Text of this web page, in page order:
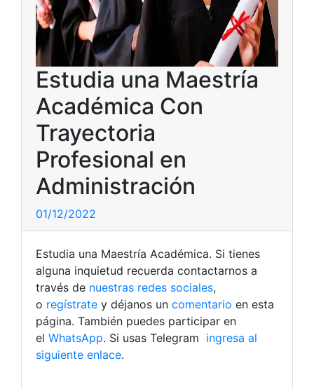
Estudia una Maestría
Académica Con
Trayectoria
Profesional en
Administración
01/12/2022
Estudia una Maestría Académica. Si tienes
alguna inquietud recuerda contactarnos a
través de nuestras redes sociales,
o regístrate y déjanos un comentario en esta
página. También puedes participar en
el WhatsApp. Si usas Telegram ingresa al
siguiente enlace.